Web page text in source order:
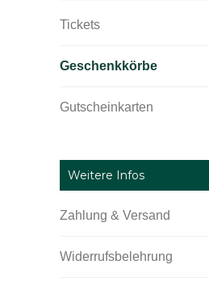
Tickets
Geschenkkörbe
Gutscheinkarten
Weitere Infos
Zahlung & Versand
Widerrufsbelehrung